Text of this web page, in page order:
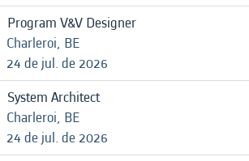
Program V&V Designer
Charleroi, BE
24 de jul. de 2026
System Architect
Charleroi, BE
24 de jul. de 2026